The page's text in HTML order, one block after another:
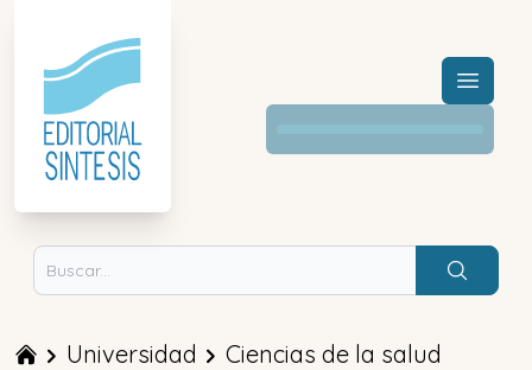
Menú
Buscar
Universidad
Ciencias de la salud